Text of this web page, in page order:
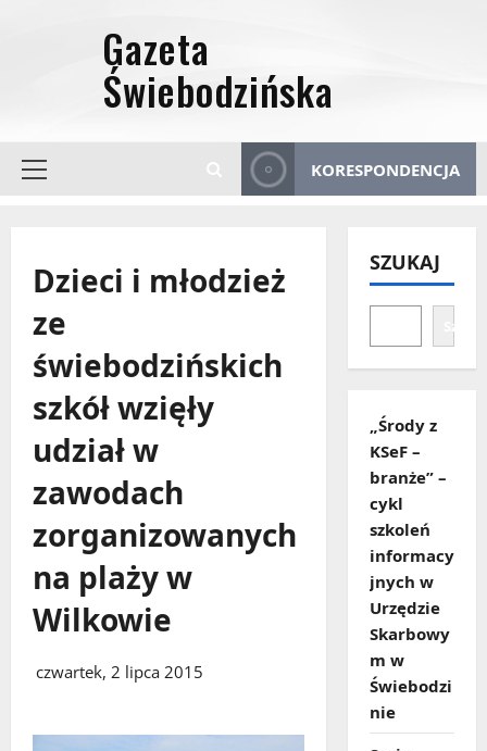
Menu
KORESPONDENCJA
Dzieci i młodzież
ze
świebodzińskich
szkół wzięły
udział w
zawodach
zorganizowanych
na plaży w
Wilkowie
czwartek, 2 lipca 2015
SZUKAJ
„Środy z
KSeF –
branże” –
cykl
szkoleń
informacy
jnych w
Urzędzie
Skarbowy
m w
Świebodzi
nie